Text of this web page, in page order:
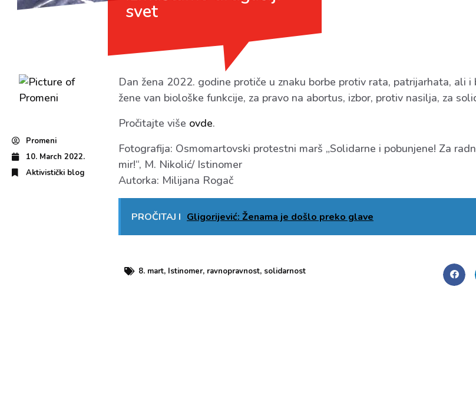
svet
Promeni
10. March 2022.
Aktivistički blog
Dan žena 2022. godine protiče u znaku borbe protiv rata, patrijarhata, ali i
žene van biološke funkcije, za pravo na abortus, izbor, protiv nasilja, za
Pročitajte više ovde.
Fotografija: Osmomartovski protestni marš „Solidarne i pobunjene! Za
mir!“, M. Nikolić/ Istinomer
Autorka: Milijana Rogač
PROČITAJ I Gligorijević: Ženama je došlo preko glave
8. mart, Istinomer, ravnopravnost, solidarnost